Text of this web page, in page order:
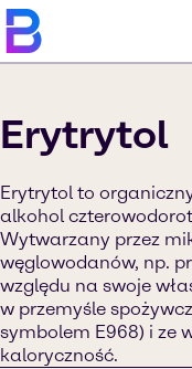
Erytrytol
Erytrytol to
alkohol
Wytwarzany przez
węglowodanów, np.
względu na swoje
w przemyśle
symbolem E968) i ze
kaloryczność.